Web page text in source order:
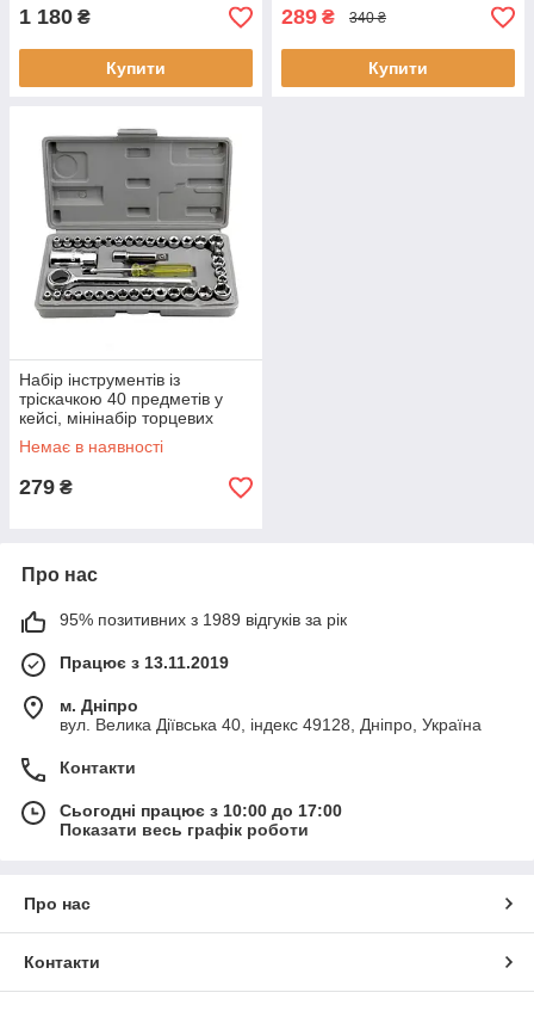
1 180 ₴
Купити
289 ₴ 340 ₴
Купити
Набір інструментів із
тріскачкою 40 предметів у
кейсі, мінінабір торцевих
головок із тріскачкою та
подовжувачем
Немає в наявності
279 ₴
Про нас
95% позитивних з 1989 відгуків за рік
Працює з 13.11.2019
м. Дніпро
вул. Велика Діївська 40, індекс 49128, Дніпро, Україна
Контакти
Сьогодні працює з 10:00 до 17:00
Показати весь графік роботи
Про нас
Контакти